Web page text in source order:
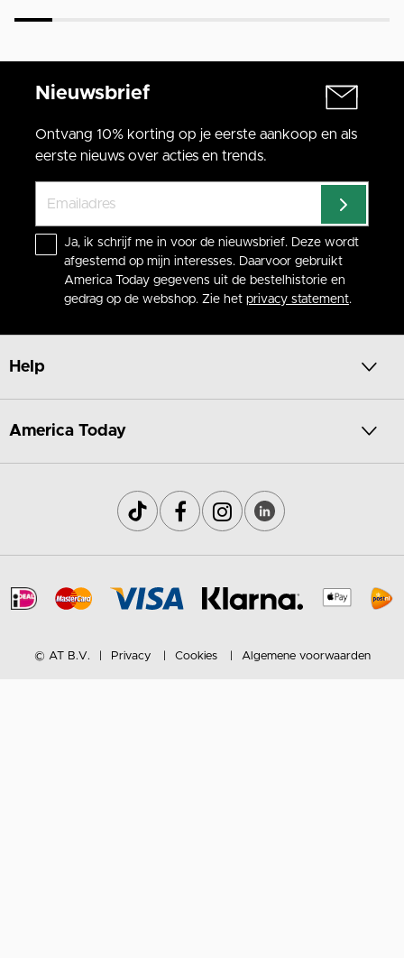
Nieuwsbrief
Ontvang 10% korting op je eerste aankoop en als
eerste nieuws over acties en trends.
Ja, ik schrijf me in voor de nieuwsbrief. Deze wordt
afgestemd op mijn interesses. Daarvoor gebruikt
America Today gegevens uit de bestelhistorie en
gedrag op de webshop. Zie het privacy statement.
Help
America Today
© AT B.V. Privacy Cookies Algemene voorwaarden